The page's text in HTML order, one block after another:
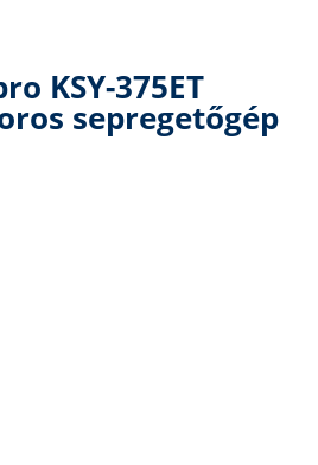
KSY-375ET
sepregetőgép